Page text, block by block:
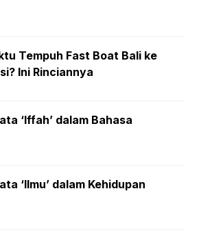
Tempuh Fast Boat Bali ke
Ini Rinciannya
‘Iffah’ dalam Bahasa
‘Ilmu’ dalam Kehidupan